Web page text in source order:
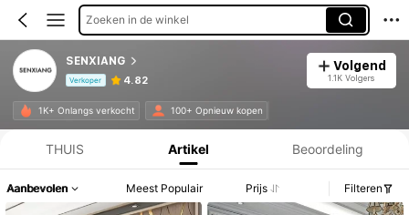
Zoeken in de winkel
SENXIANG
Verkoper 4.82
Volgend
1.1K Volgers
1K+ Onlangs verkocht 100+ Opnieuw kopen
Productinformatie: Prijsopenbaring, Verkoop- en Voorraadgegevens.
THUIS Artikel Beoordeling
Aanbevolen Meest Populair Prijs Filteren